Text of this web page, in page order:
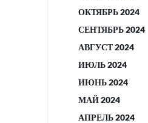
ОКТЯБРЬ 2024
СЕНТЯБРЬ 2024
АВГУСТ 2024
ИЮЛЬ 2024
ИЮНЬ 2024
МАЙ 2024
АПРЕЛЬ 2024